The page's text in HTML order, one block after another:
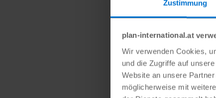
Zustimmung
plan-international.at
Wir verwenden Cookies,
und die Zugriffe auf
Website an unsere
möglicherweise mit